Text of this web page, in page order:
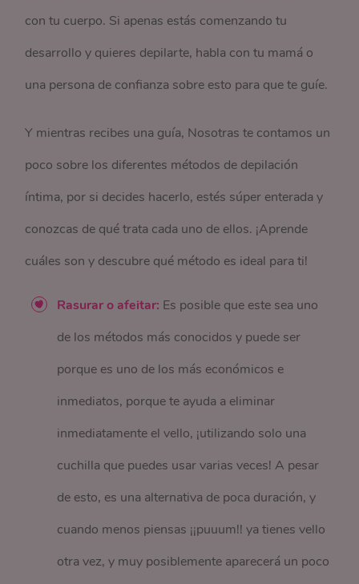
con tu cuerpo. Si apenas estás comenzando tu
desarrollo y quieres depilarte, habla con tu mamá o
una persona de confianza sobre esto para que te guíe.
Y mientras recibes una guía, Nosotras te contamos un
poco sobre los diferentes métodos de depilación
íntima, por si decides hacerlo, estés súper enterada y
conozcas de qué trata cada uno de ellos. ¡Aprende
cuáles son y descubre qué método es ideal para ti!
Rasurar o afeitar: Es posible que este sea uno
de los métodos más conocidos y puede ser
porque es uno de los más económicos e
inmediatos, porque te ayuda a eliminar
inmediatamente el vello, ¡utilizando solo una
cuchilla que puedes usar varias veces! A pesar
de esto, es una alternativa de poca duración, y
cuando menos piensas ¡¡puuum!! ya tienes vello
otra vez, y muy posiblemente aparecerá un poco